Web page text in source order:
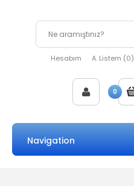
Hesabım A. Listem (0)
0
Navigation